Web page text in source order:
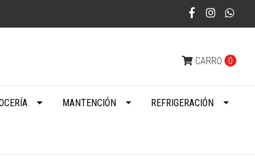
CARRO 0
MANTENCIÓN REFRIGERACIÓN